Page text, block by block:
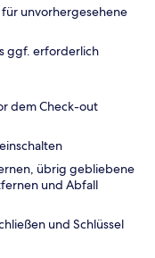
unvorhergesehene
ggf. erforderlich
dem Check-out
übrig gebliebene
und Abfall
und Schlüssel